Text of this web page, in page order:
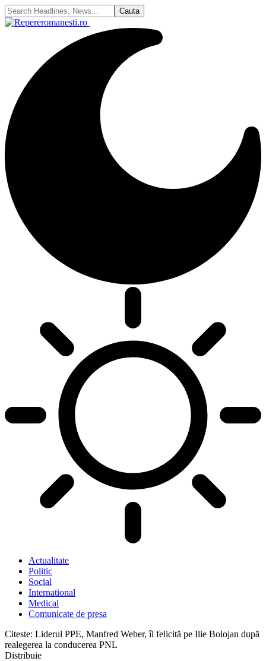
Actualitate
Politic
Social
International
Medical
Comunicate de presa
Citeste: Liderul PPE, Manfred Weber, îl felicită pe Ilie Bolojan după
realegerea la conducerea PNL
Distribuie